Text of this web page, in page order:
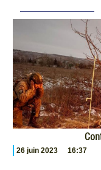
26 juin 2023 16:37